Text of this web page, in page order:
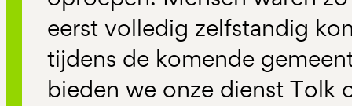
eerst volledig zelfstandig
tijdens de komende
bieden we onze dienst Tolk